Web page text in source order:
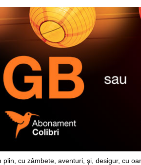
cu zâmbete, aventuri, şi, desigur, cu